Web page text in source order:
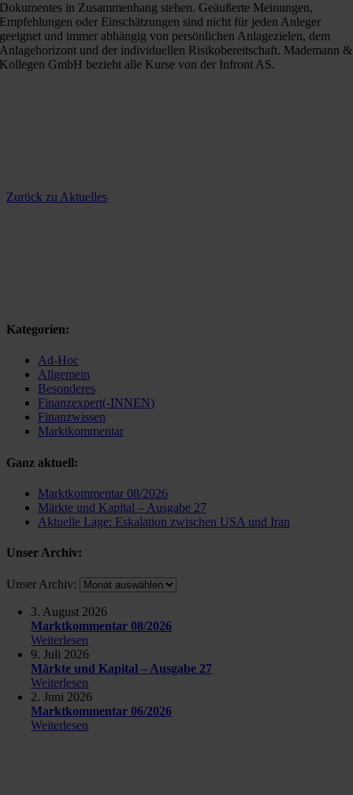
Dokumentes in Zusammenhang stehen. Geäußerte Meinungen,
Empfehlungen oder Einschätzungen sind nicht für jeden Anleger
geeignet und immer abhängig von persönlichen Anlagezielen, dem
Anlagehorizont und der individuellen Risikobereitschaft. Mademann &
Kollegen GmbH bezieht alle Kurse von der Infront AS.
Zurück zu Aktuelles
Kategorien:
Ad-Hoc
Allgemein
Besonderes
Finanzexpert(-INNEN)
Finanzwissen
Marktkommentar
Ganz aktuell:
Marktkommentar 08/2026
Märkte und Kapital – Ausgabe 27
Aktuelle Lage: Eskalation zwischen USA und Iran
Unser Archiv:
Unser Archiv:
3. August 2026
Marktkommentar 08/2026
Weiterlesen
9. Juli 2026
Märkte und Kapital – Ausgabe 27
Weiterlesen
2. Juni 2026
Marktkommentar 06/2026
Weiterlesen